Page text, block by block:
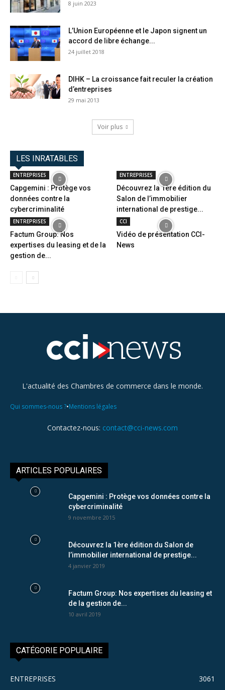
8 juin 2023
L’Union Européenne et le Japon signent un
accord de libre échange...
24 juillet 2018
DIHK – La croissance fait reculer la création
d’entreprises
29 mai 2013
Voir plus
LES INRATABLES
ENTREPRISES
Capgemini : Protège vos
données contre la
cybercriminalité
ENTREPRISES
Découvrez la 1ère édition du
Salon de l’immobilier
international de prestige...
ENTREPRISES
Factum Group: Nos
expertises du leasing et de la
gestion de...
CCI
Vidéo de présentation CCI-
News
L'actualité des Chambres de commerce dans le monde.
Qui sommes-nous ?•Mentions légales
Contactez-nous: contact@cci-news.com
ARTICLES POPULAIRES
Capgemini : Protège vos données contre la
cybercriminalité
9 novembre 2015
Découvrez la 1ère édition du Salon de
l’immobilier international de prestige...
4 janvier 2019
Factum Group: Nos expertises du leasing et
de la gestion de...
10 avril 2019
CATÉGORIE POPULAIRE
ENTREPRISES
3061